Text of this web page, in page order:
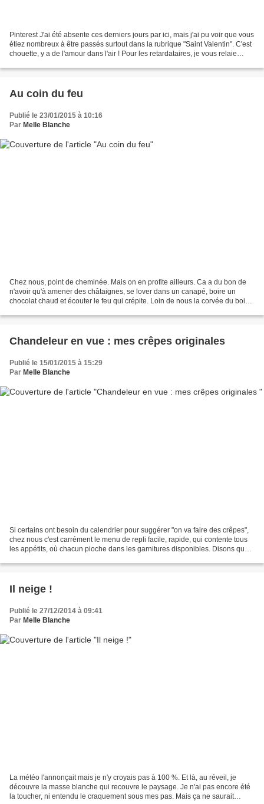
Pinterest J'ai été absente ces derniers jours par ici, mais j'ai pu voir que vous
étiez nombreux à être passés surtout dans la rubrique "Saint Valentin". C'est
chouette, y a de l'amour dans l'air ! Pour les retardataires, je vous relaie
Au coin du feu
Publié le 23/01/2015 à 10:16
Par Melle Blanche
Chez nous, point de cheminée. Mais on en profite ailleurs. Ca a du bon de
n'avoir qu'à amener des châtaignes, se lover dans un canapé, boire un
chocolat chaud et écouter le feu qui crépite. Loin de nous la corvée du bois.
Chandeleur en vue : mes crêpes originales
Publié le 15/01/2015 à 15:29
Par Melle Blanche
Si certains ont besoin du calendrier pour suggérer "on va faire des crêpes",
chez nous c'est carrément le menu de repli facile, rapide, qui contente tous
les appétits, où chacun pioche dans les garnitures disponibles. Disons que
Il neige !
Publié le 27/12/2014 à 09:41
Par Melle Blanche
La météo l'annonçait mais je n'y croyais pas à 100 %. Et là, au réveil, je
découvre la masse blanche qui recouvre le paysage. Je n'ai pas encore été
la toucher, ni entendu le craquement sous mes pas. Mais ça ne saurait